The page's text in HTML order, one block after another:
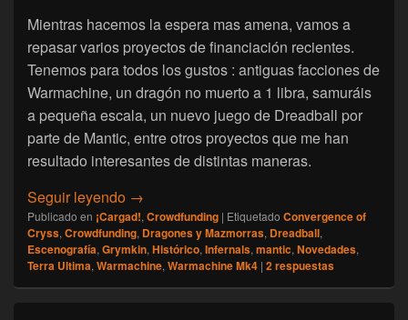
Mientras hacemos la espera mas amena, vamos a
repasar varios proyectos de financiación recientes.
Tenemos para todos los gustos : antiguas facciones de
Warmachine, un dragón no muerto a 1 libra, samuráis
a pequeña escala, un nuevo juego de Dreadball por
parte de Mantic, entre otros proyectos que me han
resultado interesantes de distintas maneras.
Seguir leyendo [Crowfoundings] Dragón no-muerto a 1
→
Publicado en ¡Cargad!, Crowdfunding | Etiquetado Convergence of
Cryss, Crowdfunding, Dragones y Mazmorras, Dreadball,
Escenografía, Grymkin, Histórico, Infernals, mantic, Novedades,
Terra Ultima, Warmachine, Warmachine Mk4 | 2respuestas